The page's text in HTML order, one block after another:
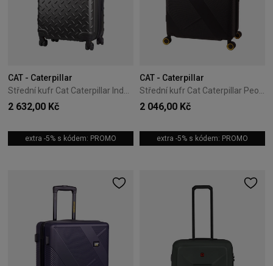
CAT - Caterpillar
Střední kufr Cat Caterpillar Industrial Plate 65,5 cm Titanium
2 632,00 Kč
extra -5% s kódem: PROMO
CAT - Caterpillar
Střední kufr Cat Caterpillar Peoria 65 cm Black/Yellow
2 046,00 Kč
extra -5% s kódem: PROMO